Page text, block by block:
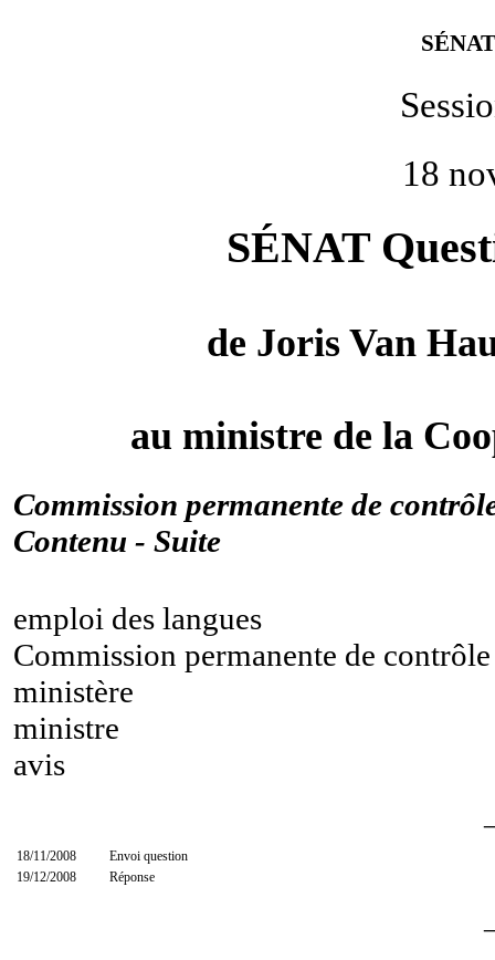
18
SÉNAT
de Joris Van
au ministre de la
Commission permanente de
Contenu - Suite
emploi des langues
Commission permanente de
ministère
ministre
avis
18/11/2008
Envoi question
19/12/2008
Réponse